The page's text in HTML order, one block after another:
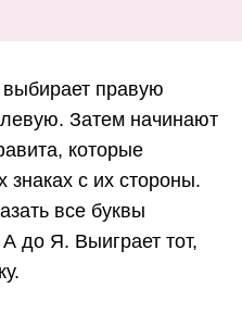
правую
Затем начинают
которые
с их стороны.
все буквы
до Я. Выиграет тот,